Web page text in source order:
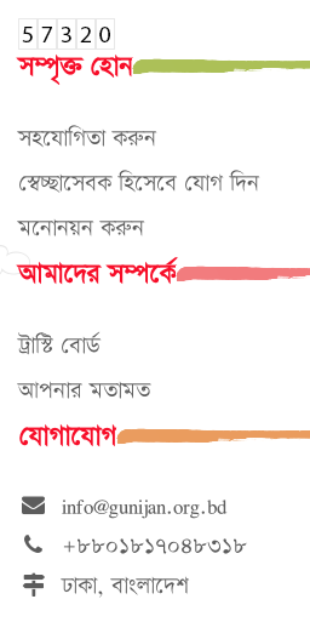
সম্পৃক্ত হোন
সহযোগিতা করুন
স্বেচ্ছাসেবক হিসেবে যোগ দিন
মনোনয়ন করুন
আমাদের সম্পর্কে
ট্রাস্টি বোর্ড
আপনার মতামত
যোগাযোগ
info@gunijan.org.bd
+৮৮০১৮১৭০৪৮৩১৮
ঢাকা, বাংলাদেশ